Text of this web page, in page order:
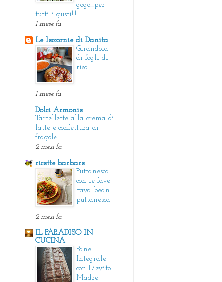
gogo....per
tutti i gusti!!!
1 mese fa
Le leccornie di Danita
Girandola
di fogli di
riso
1 mese fa
Dolci Armonie
Tartellette alla crema di
latte e confettura di
fragole
2 mesi fa
ricette barbare
Puttanesca
con le fave
Fava bean
puttanesca
2 mesi fa
IL PARADISO IN
CUCINA
Pane
Integrale
con Lievito
Madre